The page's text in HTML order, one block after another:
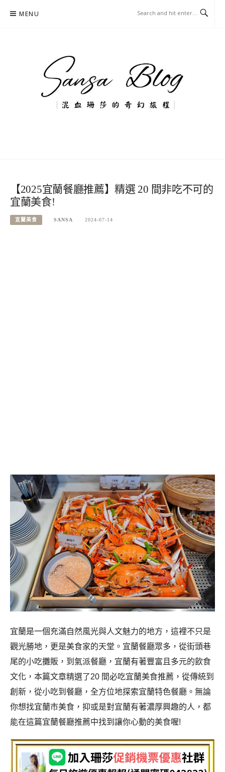
MENU
【2025宜蘭餐廳推薦】精選 20 間非吃不可的
宜蘭美食!
宜蘭美食 SANSA 2024-07-14
宜蘭是一個充滿自然風光與人文魅力的地方，這裡不只是
觀光勝地，更是美食家的天堂。 宜蘭餐廳眾多， 從街頭巷
尾的小吃攤販，到氣派餐廳，宜蘭有著豐富且多元的飲食
文化，本篇文章精選了20 間必吃宜蘭美食推薦， 從傳統到
創新，從小吃到餐廳，全方位地探索宜蘭特色餐廳 。無論
你想找宜蘭市美食 ，抑或是對宜蘭有著濃厚興趣的人，都
能在這篇宜蘭餐廳推薦中找到讓你心動的美食喔!